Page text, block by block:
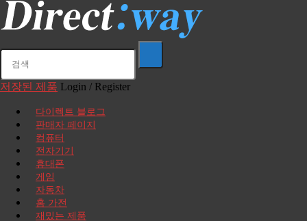
저장된 제품 Login / Register
다이렉트 블로그
판매자 페이지
컴퓨터
전자기기
휴대폰
게임
자동차
홈 가전
재밌는 제품